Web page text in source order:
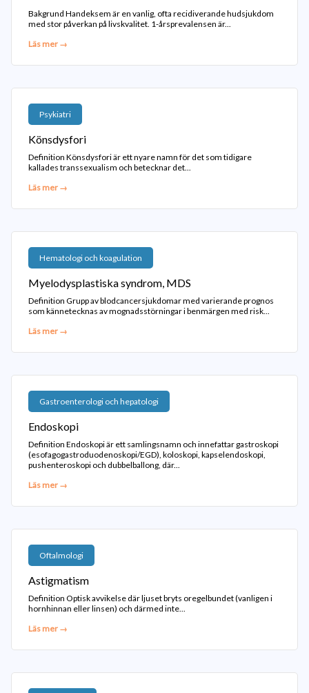
Bakgrund Handeksem är en vanlig, ofta recidiverande hudsjukdom
med stor påverkan på livskvalitet. 1-årsprevalensen är...
Läs mer →
Psykiatri
Könsdysfori
Definition Könsdysfori är ett nyare namn för det som tidigare
kallades transsexualism och betecknar det...
Läs mer →
Hematologi och koagulation
Myelodysplastiska syndrom, MDS
Definition Grupp av blodcancersjukdomar med varierande prognos
som kännetecknas av mognadsstörningar i benmärgen med risk...
Läs mer →
Gastroenterologi och hepatologi
Endoskopi
Definition Endoskopi är ett samlingsnamn och innefattar gastroskopi
(esofagogastroduodenoskopi/EGD), koloskopi, kapselendoskopi,
pushenteroskopi och dubbelballong, där...
Läs mer →
Oftalmologi
Astigmatism
Definition Optisk avvikelse där ljuset bryts oregelbundet (vanligen i
hornhinnan eller linsen) och därmed inte...
Läs mer →